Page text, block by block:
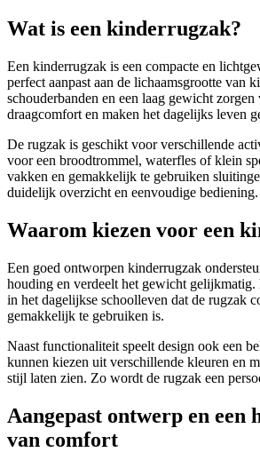
Wat is een kinderrugzak?
Een kinderrugzak is een compacte en
perfect aanpast aan de lichaamsgrootte van
schouderbanden en een laag gewicht
draagcomfort en maken het dagelijks leven
De rugzak is geschikt voor verschillende
voor een broodtrommel, waterfles of klein
vakken en gemakkelijk te gebruiken
duidelijk overzicht en eenvoudige bediening.
Waarom kiezen voor een
Een goed ontworpen kinderrugzak
houding en verdeelt het gewicht
in het dagelijkse schoolleven dat de rugzak
gemakkelijk te gebruiken is.
Naast functionaliteit speelt design ook een
kunnen kiezen uit verschillende kleuren en
stijl laten zien. Zo wordt de rugzak een
Aangepast ontwerp en een
van comfort